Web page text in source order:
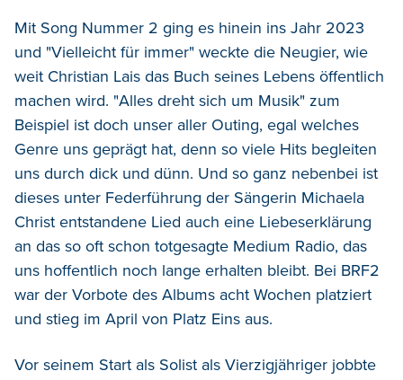
Mit Song Nummer 2 ging es hinein ins Jahr 2023
und "Vielleicht für immer" weckte die Neugier, wie
weit Christian Lais das Buch seines Lebens öffentlich
machen wird. "Alles dreht sich um Musik" zum
Beispiel ist doch unser aller Outing, egal welches
Genre uns geprägt hat, denn so viele Hits begleiten
uns durch dick und dünn. Und so ganz nebenbei ist
dieses unter Federführung der Sängerin Michaela
Christ entstandene Lied auch eine Liebeserklärung
an das so oft schon totgesagte Medium Radio, das
uns hoffentlich noch lange erhalten bleibt. Bei BRF2
war der Vorbote des Albums acht Wochen platziert
und stieg im April von Platz Eins aus.
Vor seinem Start als Solist als Vierzigjähriger jobbte